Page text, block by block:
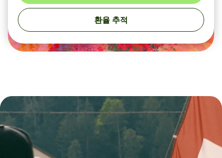
환율 추적